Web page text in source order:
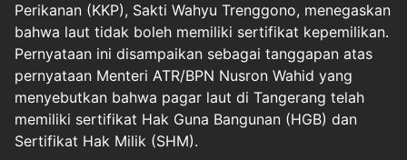
Perikanan (KKP), Sakti Wahyu Trenggono, menegaskan
bahwa laut tidak boleh memiliki sertifikat kepemilikan.
Pernyataan ini disampaikan sebagai tanggapan atas
pernyataan Menteri ATR/BPN Nusron Wahid yang
menyebutkan bahwa pagar laut di Tangerang telah
memiliki sertifikat Hak Guna Bangunan (HGB) dan
Sertifikat Hak Milik (SHM).